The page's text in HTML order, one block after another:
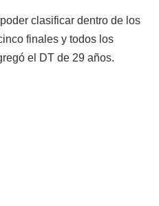
clasificar dentro de los
finales y todos los
el DT de 29 años.